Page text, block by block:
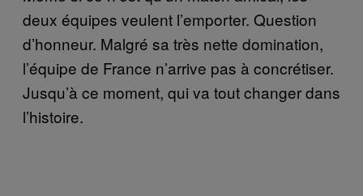
deux équipes veulent l’emporter. Question
d’honneur. Malgré sa très nette domination,
l’équipe de France n’arrive pas à concrétiser.
Jusqu’à ce moment, qui va tout changer dans
l’histoire.